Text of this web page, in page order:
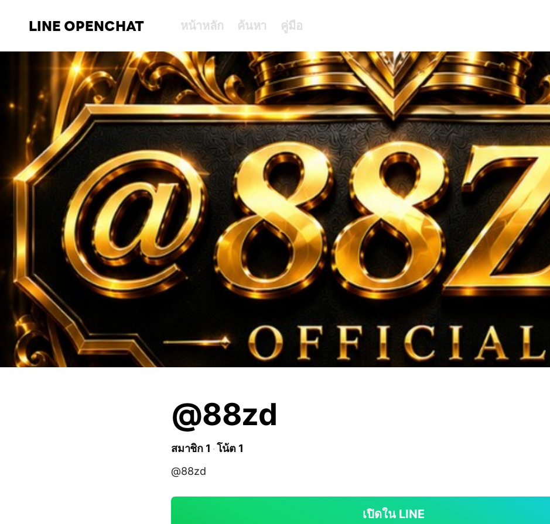
LINE OPENCHAT หน้าหลัก ค้นหา คู่มือ
@88zd
สมาชิก 1 โน้ต 1
@88zd
เปิดใน LINE